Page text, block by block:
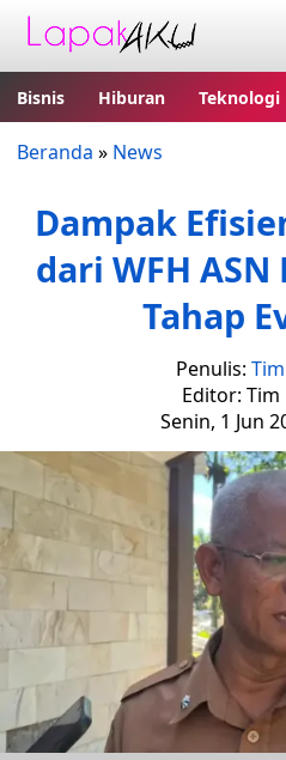
Bisnis Hiburan Teknologi
Beranda » News
Dampak
dari WFH
Tahap
Penulis:
Editor: Tim
Senin, 1 Jun